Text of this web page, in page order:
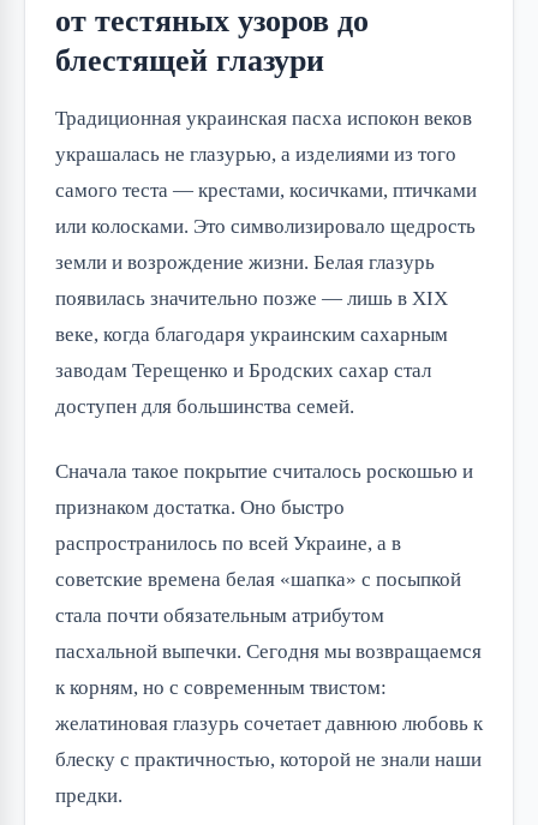
от тестяных узоров до
блестящей глазури
Традиционная украинская пасха испокон веков
украшалась не глазурью, а изделиями из того
самого теста — крестами, косичками, птичками
или колосками. Это символизировало щедрость
земли и возрождение жизни. Белая глазурь
появилась значительно позже — лишь в XIX
веке, когда благодаря украинским сахарным
заводам Терещенко и Бродских сахар стал
доступен для большинства семей.
Сначала такое покрытие считалось роскошью и
признаком достатка. Оно быстро
распространилось по всей Украине, а в
советские времена белая «шапка» с посыпкой
стала почти обязательным атрибутом
пасхальной выпечки. Сегодня мы возвращаемся
к корням, но с современным твистом:
желатиновая глазурь сочетает давнюю любовь к
блеску с практичностью, которой не знали наши
предки.